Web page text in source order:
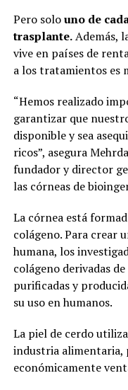
Pero solouno de
trasplante.Además,
vive en países de
a los tratamientos es
“Hemos realizado
garantizar que
disponible y sea
ricos”, asegura
fundador y director
las córneas de
La córnea está
colágeno. Para crear
humana, los
colágeno derivadas
purificadas y
su uso en humanos.
La piel de cerdo
industria alimentaria,
económicamente